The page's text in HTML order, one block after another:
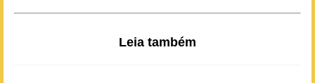
Leia também